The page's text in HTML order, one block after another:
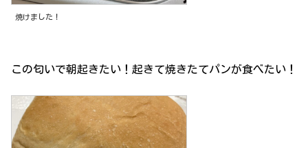
焼けました！
この匂いで朝起きたい！起きて焼きたてパンが食べたい！